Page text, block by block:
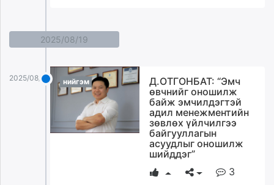
2025/08/19
2025/08/19 нийгэм
Д.ОТГОНБАТ: “Эмч
өвчнийг оношилж
байж эмчилдэгтэй
адил менежментийн
зөвлөх үйлчилгээ
байгууллагын
асуудлыг оношилж
шийддэг”
3